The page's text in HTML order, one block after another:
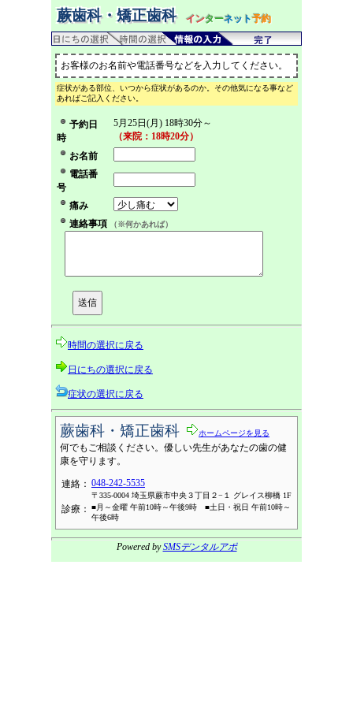
蕨歯科・矯正歯科 インターネット予約
お客様のお名前や電話番号などを入力してください。
症状がある部位、いつから症状があるのか。その他気になる事など
あればご記入ください。
予約日
時
5月25日(月) 18時30分～
（来院：18時20分）
お名前
電話番
号
痛み
連絡事項
（※何かあれば）
時間の選択に戻る
日にちの選択に戻る
症状の選択に戻る
蕨歯科・矯正歯科 ホームページを見る
何でもご相談ください。優しい先生があなたの歯の健
康を守ります。
連絡： 048-242-5535
〒335-0004 埼玉県蕨市中央３丁目２−１ グレイス柳橋 1F
診療：
■月～金曜 午前10時～午後9時 ■土日・祝日 午前10時～
午後6時
Powered bySMSデンタルアポ